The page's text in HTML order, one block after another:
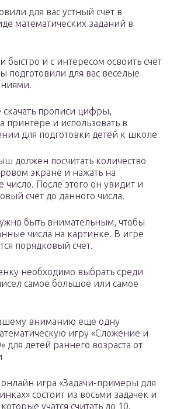
для вас устный счет в
математических заданий в
быстро и с интересом освоить счет
подготовили для вас веселые
прописи цифры,
принтере и использовать в
для подготовки детей к школе
должен посчитать количество
экране и нажать на
число. После этого он увидит и
счет до данного числа.
быть внимательным, чтобы
числа на картинке. В игре
порядковый счет.
необходимо выбрать среди
самое большое или самое
вниманию еще одну
игру «Сложение и
для детей раннего возраста от
игра «Задачи-примеры для
состоит из восьми задачек и
учатся считать до 10.